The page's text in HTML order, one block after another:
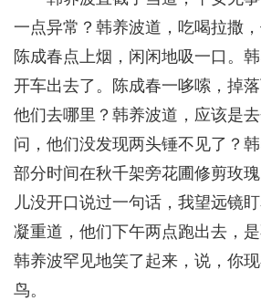
一点异常？韩养波道，吃喝拉撒，
陈成春点上烟，闲闲地吸一口。
开车出去了。陈成春一哆嗦，掉
他们去哪里？韩养波道，应该是
问，他们没发现两头锤不见了？
部分时间在秋千架旁花圃修剪玫
儿没开口说过一句话，我望远镜
凝重道，他们下午两点跑出去，
韩养波罕见地笑了起来，说，你
鸟。